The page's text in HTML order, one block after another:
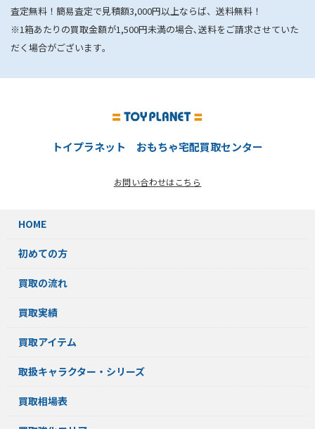
査定無料！簡易査定で見積額3,000円以上ならば、送料無料！
※1箱あたりの買取金額が1,500円未満の場合､送料をご請求させていた
だく場合がございます｡
トイプラネット おもちゃ宅配買取センター
お問い合わせはこちら
HOME
初めての方
買取の流れ
買取実績
買取アイテム
取扱キャラクター・シリーズ
買取相場表